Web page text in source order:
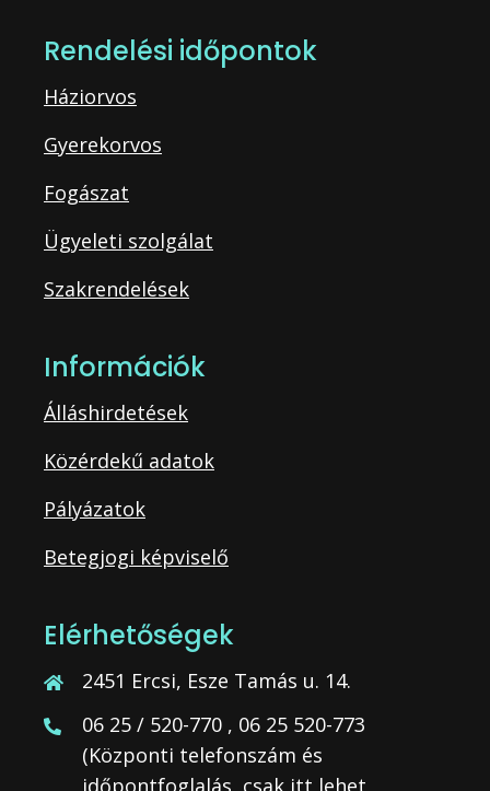
Rendelési időpontok
Háziorvos
Gyerekorvos
Fogászat
Ügyeleti szolgálat
Szakrendelések
Információk
Álláshirdetések
Közérdekű adatok
Pályázatok
Betegjogi képviselő
Elérhetőségek
2451 Ercsi, Esze Tamás u. 14.
06 25 / 520-770 , 06 25 520-773
(Központi telefonszám és
időpontfoglalás, csak itt lehet